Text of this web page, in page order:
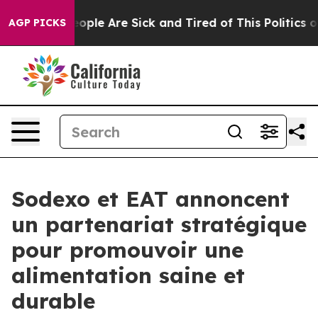
AGP PICKS
Win: “People Are Sick and Tired of This Politics of
Sodexo et EAT annoncent
un partenariat stratégique
pour promouvoir une
alimentation saine et
durable